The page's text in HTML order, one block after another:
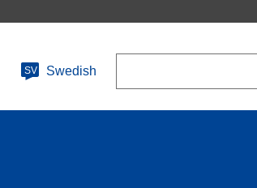
SV Swedish